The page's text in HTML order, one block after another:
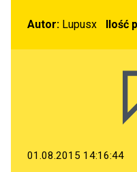
Autor: Lupusx Ilość
01.08.2015 14:16:44